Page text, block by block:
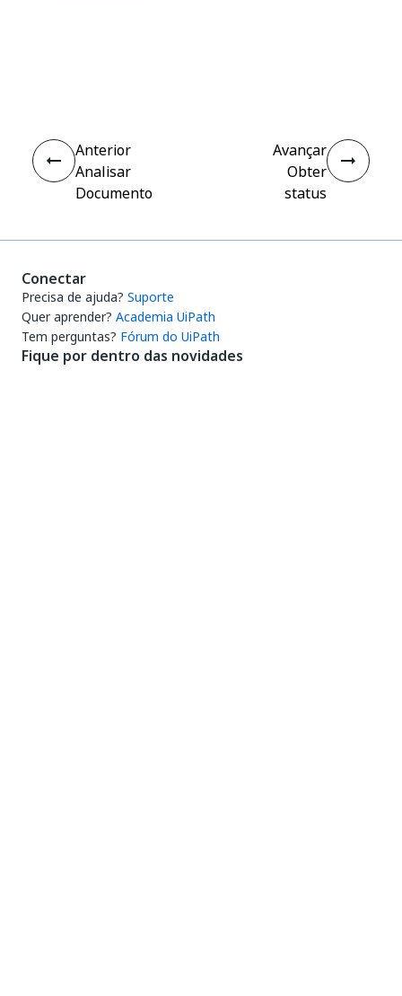
Anterior
Analisar
Documento
Avançar
Obter
status
Conectar
Precisa de ajuda? Suporte
Quer aprender? Academia UiPath
Tem perguntas? Fórum do UiPath
Fique por dentro das novidades